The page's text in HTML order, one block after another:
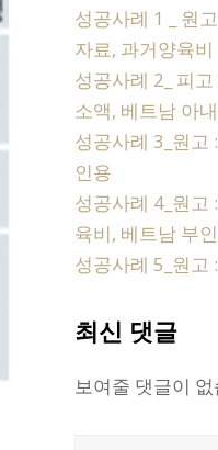
성공사례 1 _ 원
자료, 과거양육비
성공사례 2_ 피
소액, 베트남 아
성공사례 3_원고
인용
성공사례 4_원고
육비, 베트남 부
성공사례 5_원고
최신 댓글
보여줄 댓글이